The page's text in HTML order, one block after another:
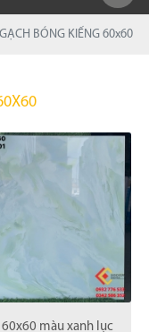
GẠCH BÓNG KIẾNG 60x60
60x60 màu xanh lục